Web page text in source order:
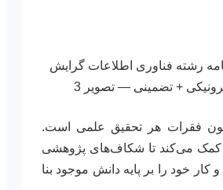
فقرات هر تحقیق علمی است.
کمک می‌کند تا شکاف‌های پژوهشی
کار خود را بر پایه دانش موجود بنا